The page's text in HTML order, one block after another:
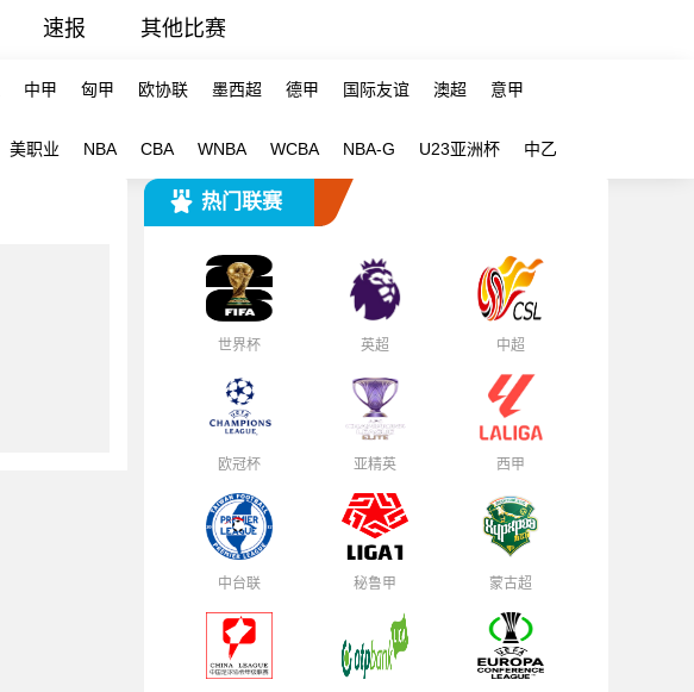
速报 其他比赛
中甲 匈甲 欧协联 墨西超 德甲 国际友谊 澳超 意甲
美职业 NBA CBA WNBA WCBA NBA-G U23亚洲杯 中乙
热门联赛
世界杯 英超 中超
欧冠杯 亚精英 西甲
中台联 秘鲁甲 蒙古超